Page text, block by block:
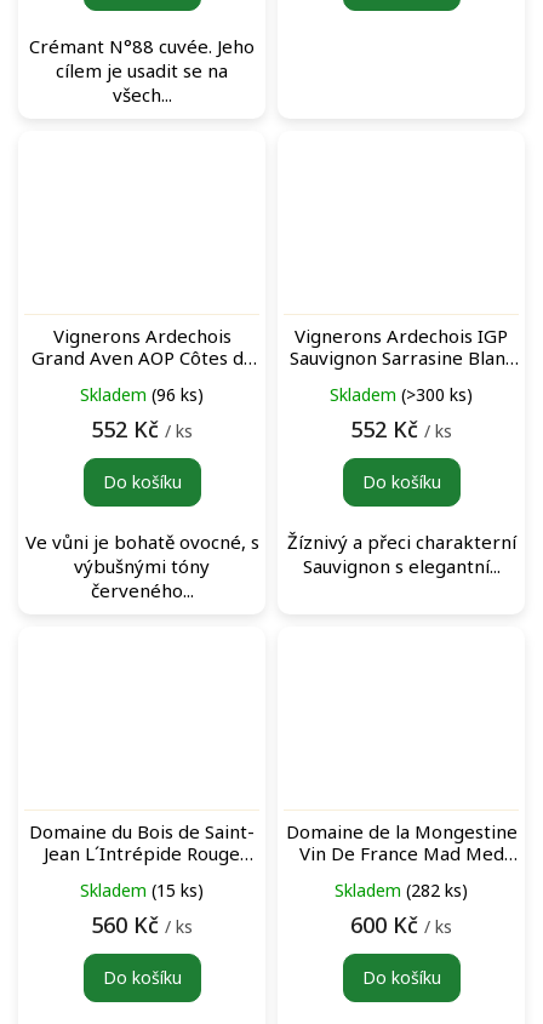
Crémant N°88 cuvée. Jeho
cílem je usadit se na
všech...
Vignerons Ardechois
Grand Aven AOP Côtes du
Skladem (96 ks)
552 Kč / ks
Do košíku
Ve vůni je bohatě ovocné, s
výbušnými tóny
červeného...
Vignerons Ardechois IGP
Sauvignon Sarrasine Blanc
Skladem (>300 ks)
552 Kč / ks
Do košíku
Žíznivý a přeci charakterní
Sauvignon s elegantní...
Domaine du Bois de Saint-
Jean L´Intrépide Rouge
Skladem (15 ks)
560 Kč / ks
Do košíku
Domaine de la Mongestine
Vin De France Mad Med
Skladem (282 ks)
600 Kč / ks
Do košíku